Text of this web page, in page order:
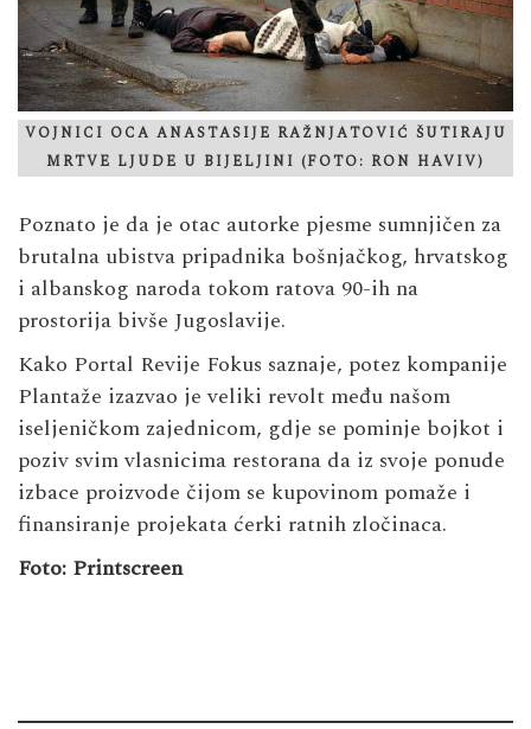
VOJNICI OCA ANASTASIJE RAŽNJATOVIĆ ŠUTIRAJU
MRTVE LJUDE U BIJELJINI (FOTO: RON HAVIV)
Poznato je da je otac autorke pjesme sumnjičen za
brutalna ubistva pripadnika bošnjačkog, hrvatskog
i albanskog naroda tokom ratova 90-ih na
prostorija bivše Jugoslavije.
Kako Portal Revije Fokus saznaje, potez kompanije
Plantaže izazvao je veliki revolt među našom
iseljeničkom zajednicom, gdje se pominje bojkot i
poziv svim vlasnicima restorana da iz svoje ponude
izbace proizvode čijom se kupovinom pomaže i
finansiranje projekata ćerki ratnih zločinaca.
Foto: Printscreen